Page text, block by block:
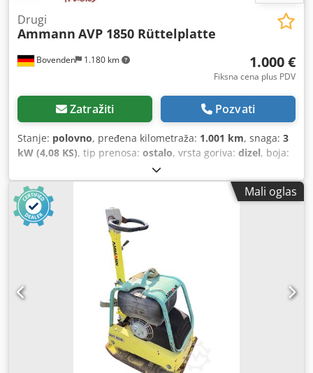
Bovenden 1.180 km
Drugi
Ammann AVP 1850 Rüttelplatte
1.000 €
Fiksna cena plus PDV
Zatražiti Pozvati
Stanje: polovno, pređena kilometraža: 1.001 km, snaga: 3
kW (4,08 KS), tip prenosa: ostalo, vrsta goriva: dizel, boja:
111 kg
01/2006, Godina proizvodnje:2006, kabina vozača:ostalo,
Lokacija vozila: Bovenden, Hatz dizel motor! Podaci o
opremi bez garancije, zadržavamo pravo na izmene,
međuprodaju i greške! Dkedpfx Acjxy Sw Sjljr
Mali oglas